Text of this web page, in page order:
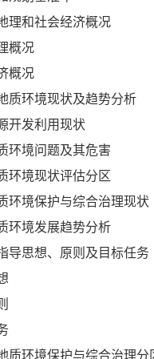
理和社会经济概况
概况
概况
质环境现状及趋势分析
开发利用现状
环境问题及其危害
环境现状评估分区
环境保护与综合治理现状
环境发展趋势分析
导思想、原则及目标任务
质环境保护与综合治理分